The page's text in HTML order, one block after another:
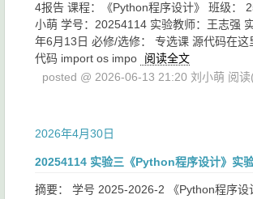
4报告 课程：《Python程序设计》 班级：
小萌 学号：20254114 实验教师：王志强
年6月13日 必修/选修： 专选课 源代码在这
代码 import os impo
阅读全文
posted @ 2026-06-13 21:20 刘小萌 阅
2026年4月30日
20254114 实验三《Python程序设计》实
摘要： 学号 2025-2026-2 《Python程序设